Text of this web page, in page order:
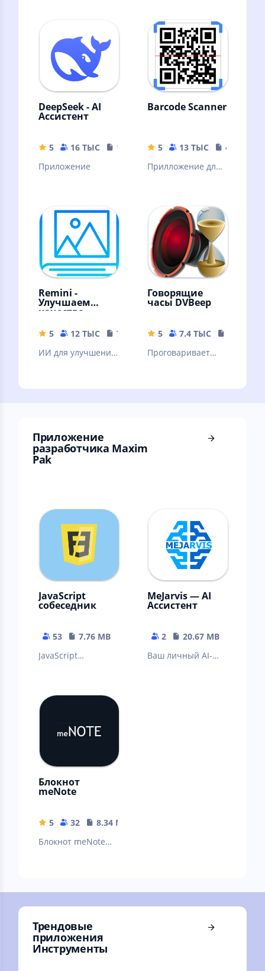
DeepSeek - AI
Ассистент
5 16 ТЫС
16.44 MB
Приложение
Barcode Scanner
5 13 ТЫС
4.04 MB
Прилложение для
Remini -
Улучшаем
качество
5 12 ТЫС
79.19 MB
ИИ для улучшения
Говорящие
часы DVBeep
5 7.4 ТЫС
Проговаривает
Приложение
разработчика Maxim
Pak
JavaScript
собеседник
53
7.76 MB
JavaScript
поможет
подготовиться к
MeJarvis — AI
Ассистент
2
20.67 MB
Ваш личный AI-
Блокнот
meNote
5 32
8.34 MB
Блокнот meNote
записей, делиться
ими.
Трендовые
приложения
Инструменты